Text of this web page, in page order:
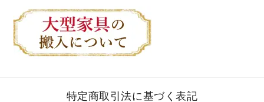
特定商取引法に基づく表記